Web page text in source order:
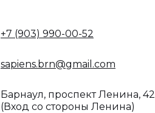
+7 (903) 990-00-52
sapiens.brn@gmail.com
Барнаул, проспект Ленина, 42
(Вход со стороны Ленина)